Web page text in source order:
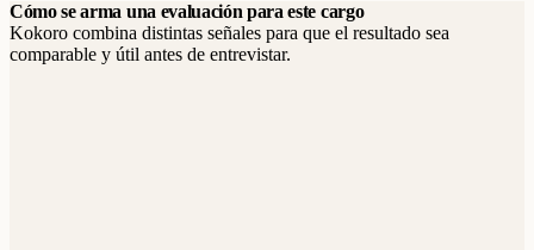
Cómo se arma una evaluación para este cargo
Kokoro combina distintas señales para que el resultado sea
comparable y útil antes de entrevistar.